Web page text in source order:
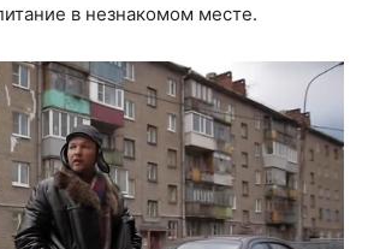
в незнакомом месте.